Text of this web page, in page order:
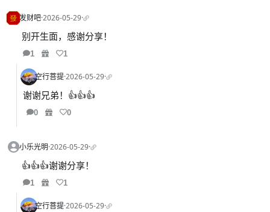
发财吧·2026-05-29·
别开生面，感谢分享！
1 1
空行菩提·2026-05-29·
谢谢兄弟！👍👍👍
0 0
小乐光明·2026-05-29·
👍👍👍谢谢分享！
1 1
空行菩提·2026-05-29·